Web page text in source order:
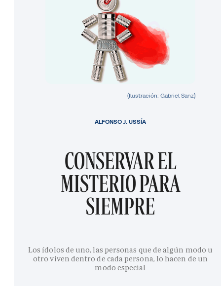
(Ilustración: Gabriel Sanz)
CONSERVAR EL
MISTERIO PARA
SIEMPRE
Los ídolos de uno, las personas que de algún modo u
otro viven dentro de cada persona, lo hacen de un
modo especial
ALFONSO J. USSÍA